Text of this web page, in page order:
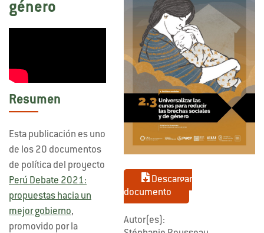
género
Resumen
Esta publicación es uno
de los 20 documentos
de política del proyecto
Perú Debate 2021:
propuestas hacia un
mejor gobierno,
promovido por la
Descargar
documento
Autor(es):